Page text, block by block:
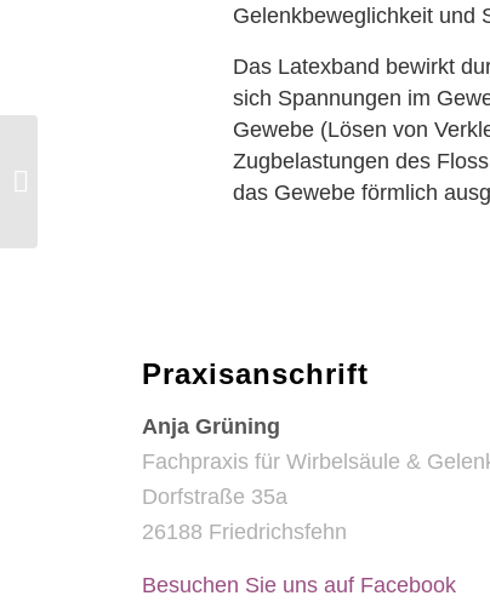
Gelenkbeweglichkeit und
Das Latexband bewirkt
sich Spannungen im
Gewebe (Lösen von
Zugbelastungen des
das Gewebe förmlich
Praxisanschrift
Anja Grüning
Fachpraxis für Wirbelsäule &
Dorfstraße 35a
26188 Friedrichsfehn
Besuchen Sie uns auf Facebook